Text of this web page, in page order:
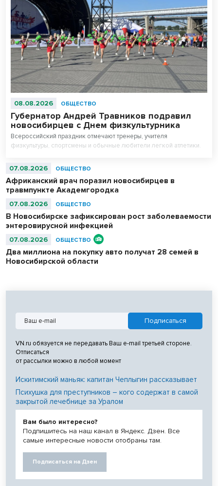
08.08.2026 ОБЩЕСТВО
Губернатор Андрей Травников подравил
новосибирцев с Днем физкультурника
Всероссийский праздник отмечают тренеры, учителя
физкультуры, спортсмены и обычные любители легкой атлетики.
07.08.2026 ОБЩЕСТВО
Африканский врач поразил новосибирцев в
травмпункте Академгородка
07.08.2026 ОБЩЕСТВО
В Новосибирске зафиксирован рост заболеваемости
энтеровирусной инфекцией
07.08.2026 ОБЩЕСТВО
Два миллиона на покупку авто получат 28 семей в
Новосибирской области
VN.ru обязуется не передавать Ваш e-mail третьей стороне.
Отписаться
от рассылки можно в любой момент
Искитимский маньяк: капитан Чеплыгин рассказывает
Психушка для преступников – кого содержат в самой
закрытой лечебнице за Уралом
Вам было интересно?
Подпишитесь на наш канал в Яндекс. Дзен. Все
самые интересные новости отобраны там.
Подписаться на Дзен